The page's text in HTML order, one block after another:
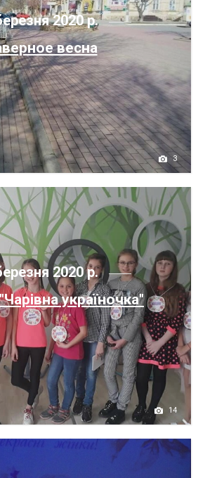
2020 р.
весна
3
2020 р.
україночка"
14